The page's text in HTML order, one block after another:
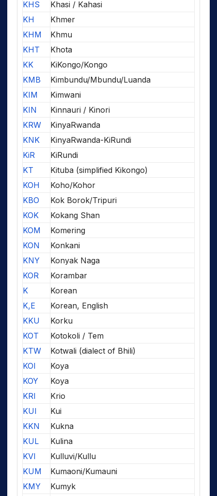
KHS
Khasi / Kahasi
KH
Khmer
KHM
Khmu
KHT
Khota
KK
KiKongo/Kongo
KMB
Kimbundu/Mbundu/Luanda
KIM
Kimwani
KIN
Kinnauri / Kinori
KRW
KinyaRwanda
KNK
KinyaRwanda-KiRundi
KiR
KiRundi
KT
Kituba (simplified Kikongo)
KOH
Koho/Kohor
KBO
Kok Borok/Tripuri
KOK
Kokang Shan
KOM
Komering
KON
Konkani
KNY
Konyak Naga
KOR
Korambar
K
Korean
K,E
Korean, English
KKU
Korku
KOT
Kotokoli / Tem
KTW
Kotwali (dialect of Bhili)
KOI
Koya
KOY
Koya
KRI
Krio
KUI
Kui
KKN
Kukna
KUL
Kulina
KVI
Kulluvi/Kullu
KUM
Kumaoni/Kumauni
KMY
Kumyk